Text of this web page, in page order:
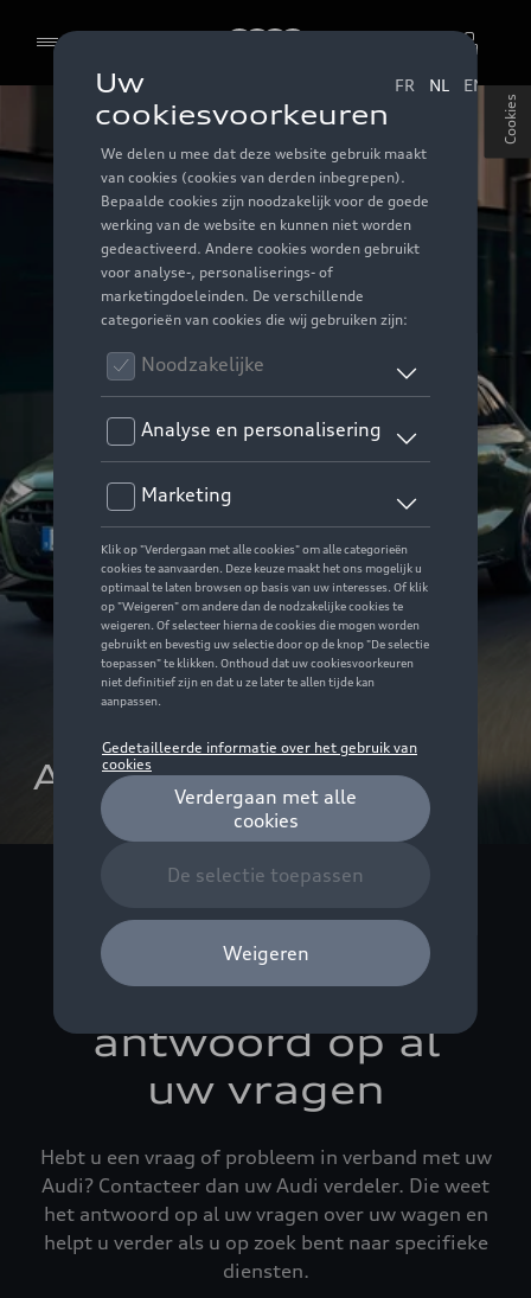
Cookies
Audi verdelers
Uw Audi
verdeler:
antwoord op al
uw vragen
Hebt u een vraag of probleem in verband met uw
Audi? Contacteer dan uw Audi verdeler. Die weet
het antwoord op al uw vragen over uw wagen en
helpt u verder als u op zoek bent naar specifieke
diensten.